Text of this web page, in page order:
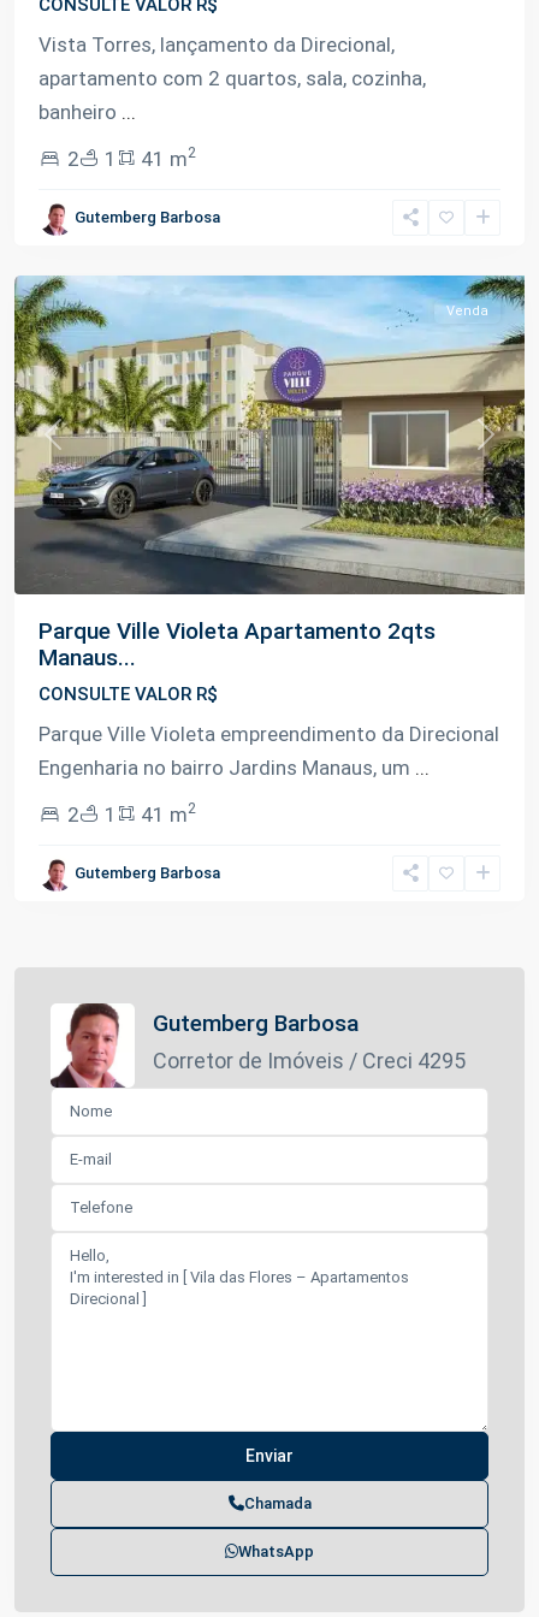
CONSULTE VALOR R$
Vista Torres, lançamento da Direcional,
apartamento com 2 quartos, sala, cozinha,
banheiro ...
2
1 41 m2
Gutemberg Barbosa
Azul,
Previous Next
Venda
Parque Ville Violeta Apartamento 2qts
Manaus...
CONSULTE VALOR R$
Parque Ville Violeta empreendimento da Direcional
Engenharia no bairro Jardins Manaus, um ...
2
1 41 m2
Gutemberg Barbosa
Gutemberg Barbosa
Corretor de Imóveis / Creci 4295
Chamada
WhatsApp